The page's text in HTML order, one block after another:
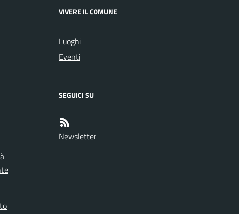
VIVERE IL COMUNE
Luoghi
Eventi
SEGUICI SU
Newsletter